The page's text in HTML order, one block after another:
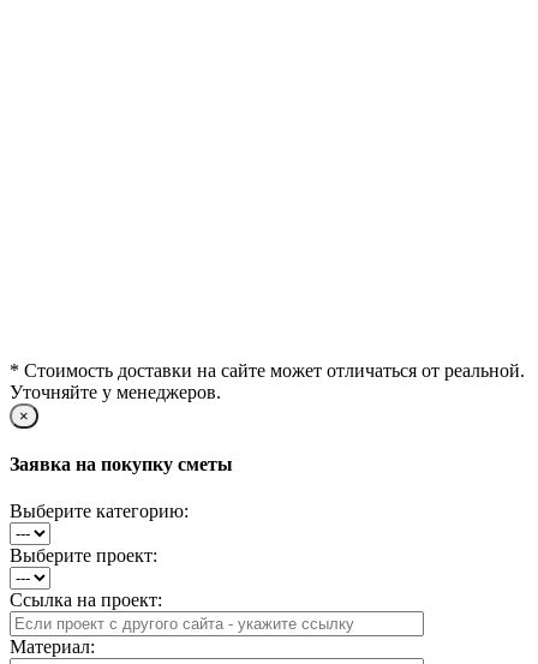
* Стоимость доставки на сайте может отличаться от реальной.
Уточняйте у менеджеров.
×
Заявка на покупку сметы
Выберите категорию:
Выберите проект:
Ссылка на проект:
Материал: